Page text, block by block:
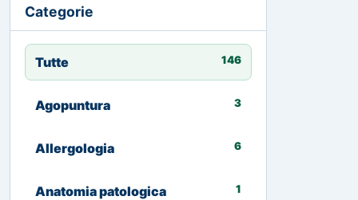
Categorie
Tutte 146
Agopuntura 3
Allergologia 6
Anatomia patologica 1